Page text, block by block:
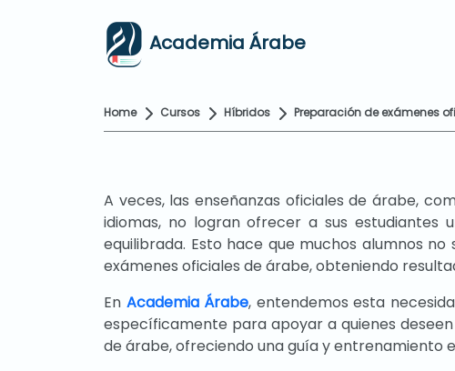
Academia Árabe
Home Cursos Híbridos Preparación de exámenes
A veces, las enseñanzas oficiales de árabe,
idiomas, no logran ofrecer a sus
equilibrada. Esto hace que muchos alumnos
exámenes oficiales de árabe, obteniendo
En Academia Árabe, entendemos esta
específicamente para apoyar a quienes
de árabe, ofreciendo una guía y entrenamiento